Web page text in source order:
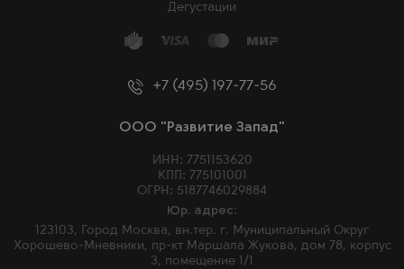
+7 (495) 197-77-56
ООО "Развитие Запад"
ИНН: 7751153620
КПП: 775101001
ОГРН: 5187746029884
Юр. адрес:
123103, Город Москва, вн.тер. г. Муниципальный Округ
Хорошево-Мневники, пр-кт Маршала Жукова, дом 78, корпус
3, помещение 1/1
Дегустации